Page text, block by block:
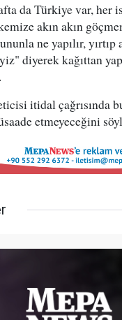
da Türkiye var, her
akın akın
ne yapılır, yırtıp
diyerek kağıttan
itidal çağrısında
etmeyeceğini